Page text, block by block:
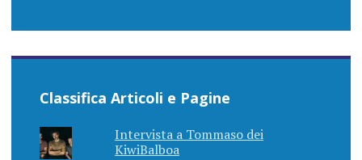
Classifica Articoli e Pagine
Intervista a Tommaso dei
KiwiBalboa